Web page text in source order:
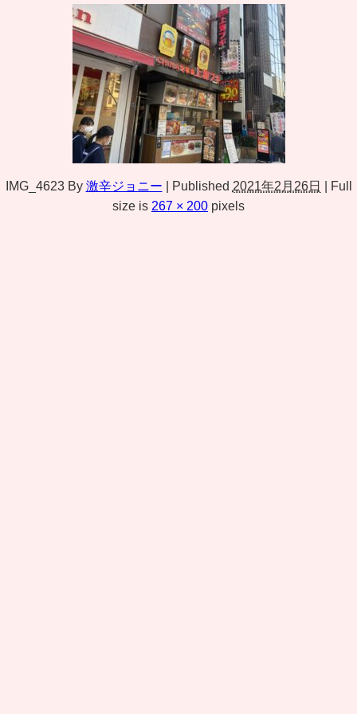
IMG_4623 By 激辛ジョニー Published 2021年2月26日
Full
size is 267 × 200 pixels